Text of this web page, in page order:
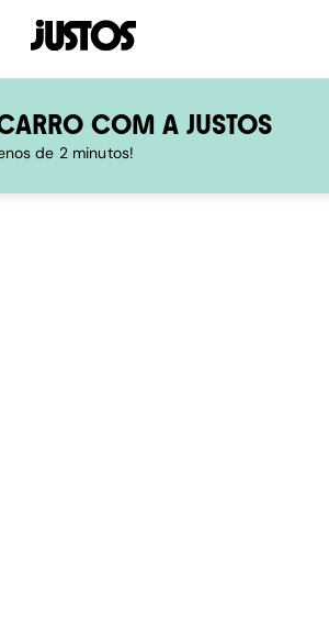
COM A JUSTOS
de 2 minutos!